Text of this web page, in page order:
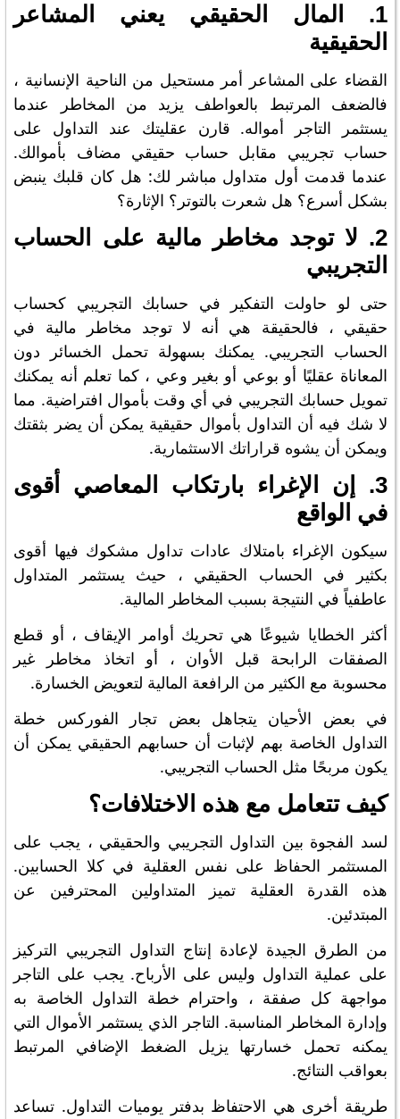
1. المال الحقيقي يعني المشاعر
الحقيقية
القضاء على المشاعر أمر مستحيل من الناحية الإنسانية ،
فالضعف المرتبط بالعواطف يزيد من المخاطر عندما
يستثمر التاجر أمواله. قارن عقليتك عند التداول على
حساب تجريبي مقابل حساب حقيقي مضاف بأموالك.
عندما قدمت أول متداول مباشر لك: هل كان قلبك ينبض
بشكل أسرع؟ هل شعرت بالتوتر؟ الإثارة؟
2. لا توجد مخاطر مالية على الحساب
التجريبي
حتى لو حاولت التفكير في حسابك التجريبي كحساب
حقيقي ، فالحقيقة هي أنه لا توجد مخاطر مالية في
الحساب التجريبي. يمكنك بسهولة تحمل الخسائر دون
المعاناة عقليًا أو بوعي أو بغير وعي ، كما تعلم أنه يمكنك
تمويل حسابك التجريبي في أي وقت بأموال افتراضية. مما
لا شك فيه أن التداول بأموال حقيقية يمكن أن يضر بثقتك
ويمكن أن يشوه قراراتك الاستثمارية.
3. إن الإغراء بارتكاب المعاصي أقوى
في الواقع
سيكون الإغراء بامتلاك عادات تداول مشكوك فيها أقوى
بكثير في الحساب الحقيقي ، حيث يستثمر المتداول
عاطفياً في النتيجة بسبب المخاطر المالية.
أكثر الخطايا شيوعًا هي تحريك أوامر الإيقاف ، أو قطع
الصفقات الرابحة قبل الأوان ، أو اتخاذ مخاطر غير
محسوبة مع الكثير من الرافعة المالية لتعويض الخسارة.
في بعض الأحيان يتجاهل بعض تجار الفوركس خطة
التداول الخاصة بهم لإثبات أن حسابهم الحقيقي يمكن أن
يكون مربحًا مثل الحساب التجريبي.
كيف تتعامل مع هذه الاختلافات؟
لسد الفجوة بين التداول التجريبي والحقيقي ، يجب على
المستثمر الحفاظ على نفس العقلية في كلا الحسابين.
هذه القدرة العقلية تميز المتداولين المحترفين عن
المبتدئين.
من الطرق الجيدة لإعادة إنتاج التداول التجريبي التركيز
على عملية التداول وليس على الأرباح. يجب على التاجر
مواجهة كل صفقة ، واحترام خطة التداول الخاصة به
وإدارة المخاطر المناسبة. التاجر الذي يستثمر الأموال التي
يمكنه تحمل خسارتها يزيل الضغط الإضافي المرتبط
بعواقب النتائج.
طريقة أخرى هي الاحتفاظ بدفتر يوميات التداول. تساعد